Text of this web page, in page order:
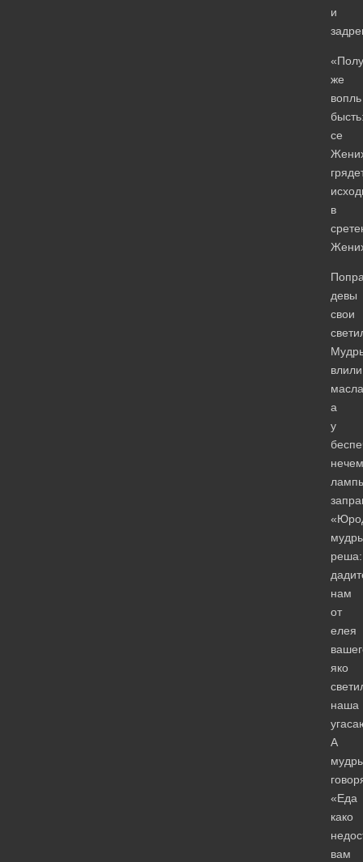
и
же
вопль
се
в
девы
свои
влили
а
у
нечем
реша:
нам
от
елея
яко
наша
А
«Еда
како
вам